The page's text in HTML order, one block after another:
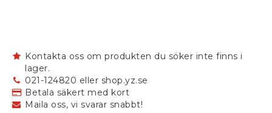
Kontakta oss om produkten du söker inte finns i
lager.
021-124820 eller shop.yz.se
Betala säkert med kort
Maila oss, vi svarar snabbt!